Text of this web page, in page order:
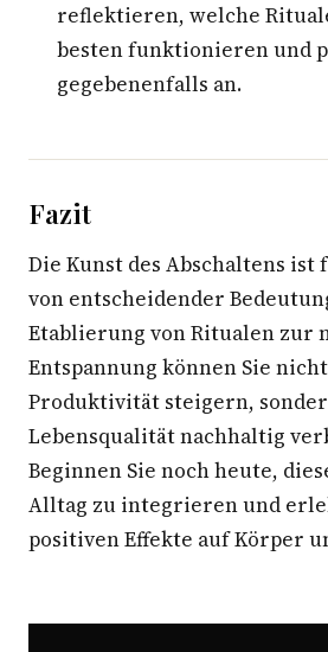
reflektieren, welche
besten funktionieren und
gegebenenfalls an.
Fazit
Die Kunst des Abschaltens
von entscheidender
Etablierung von Ritualen zur
Entspannung können Sie
Produktivität steigern,
Lebensqualität nachhaltig
Beginnen Sie noch heute,
Alltag zu integrieren und
positiven Effekte auf Körper